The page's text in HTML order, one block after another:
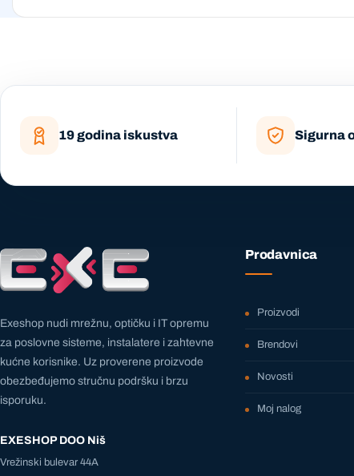
19 godina iskustva Sigurna
Exeshop nudi mrežnu, optičku i IT opremu
za poslovne sisteme, instalatere i zahtevne
kućne korisnike. Uz proverene proizvode
obezbeđujemo stručnu podršku i brzu
isporuku.
EXESHOP DOO Niš
Vrežinski bulevar 44A
Prodavnica
Proizvodi
Brendovi
Novosti
Moj nalog